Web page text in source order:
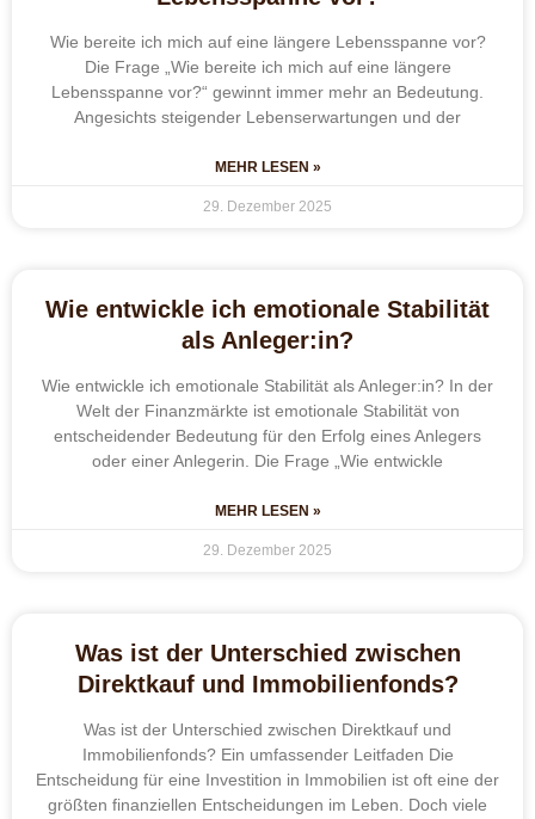
Wie bereite ich mich auf eine längere Lebensspanne vor?
Die Frage „Wie bereite ich mich auf eine längere
Lebensspanne vor?“ gewinnt immer mehr an Bedeutung.
Angesichts steigender Lebenserwartungen und der
MEHR LESEN »
29. Dezember 2025
Wie entwickle ich emotionale Stabilität
als Anleger:in?
Wie entwickle ich emotionale Stabilität als Anleger:in? In der
Welt der Finanzmärkte ist emotionale Stabilität von
entscheidender Bedeutung für den Erfolg eines Anlegers
oder einer Anlegerin. Die Frage „Wie entwickle
MEHR LESEN »
29. Dezember 2025
Was ist der Unterschied zwischen
Direktkauf und Immobilienfonds?
Was ist der Unterschied zwischen Direktkauf und
Immobilienfonds? Ein umfassender Leitfaden Die
Entscheidung für eine Investition in Immobilien ist oft eine der
größten finanziellen Entscheidungen im Leben. Doch viele